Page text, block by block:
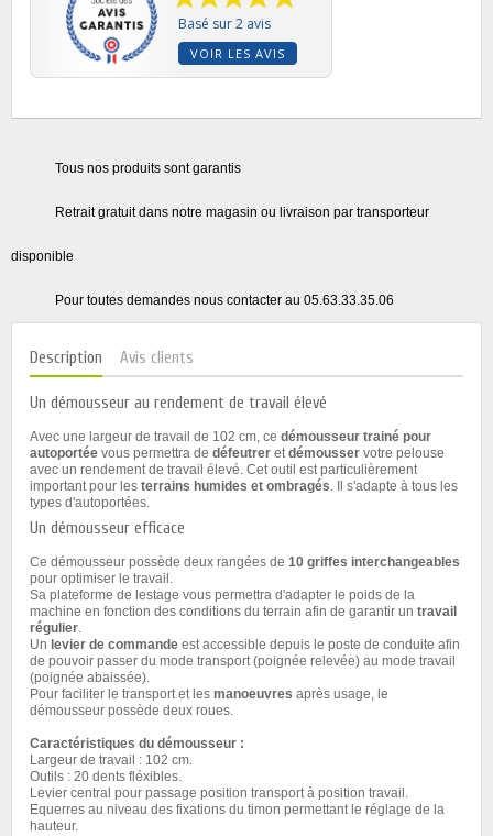
Basé sur 2 avis
VOIR LES AVIS
Tous nos produits sont garantis
Retrait gratuit dans notre magasin ou livraison par transporteur
disponible
Pour toutes demandes nous contacter au 05.63.33.35.06
Description Avis clients
Un démousseur au rendement de travail élevé
Avec une largeur de travail de 102 cm, ce démousseur trainé pour
autoportée vous permettra de défeutrer et démousser votre pelouse
avec un rendement de travail élevé. Cet outil est particulièrement
important pour les terrains humides et ombragés . Il s'adapte à tous les
types d'autoportées.
Un démousseur efficace
Ce démousseur possède deux rangées de 10 griffes interchangeables
pour optimiser le travail.
Sa plateforme de lestage vous permettra d'adapter le poids de la
machine en fonction des conditions du terrain afin de garantir un travail
régulier
Un levier de commande est accessible depuis le poste de conduite afin
de pouvoir passer du mode transport (poignée relevée) au mode travail
(poignée abaissée).
Pour faciliter le transport et les manoeuvres après usage, le
démousseur possède deux roues.
Caractéristiques du démousseur :
Largeur de travail : 102 cm.
Outils : 20 dents fléxibles.
Levier central pour passage position transport à position travail.
Equerres au niveau des fixations du timon permettant le réglage de la
hauteur.